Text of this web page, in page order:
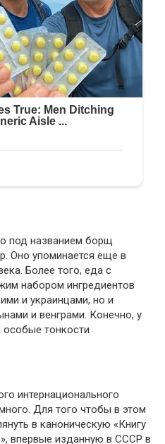
под названием борщ
Оно упоминается еще в
Более того, еда с
набором ингредиентов
и украинцами, но и
и венграми. Конечно, у
тонкости
интернационального
Для того чтобы в этом
в каноническую «Книгу
впервые изданную в СССР в